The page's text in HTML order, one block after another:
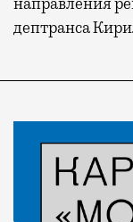
дептранса